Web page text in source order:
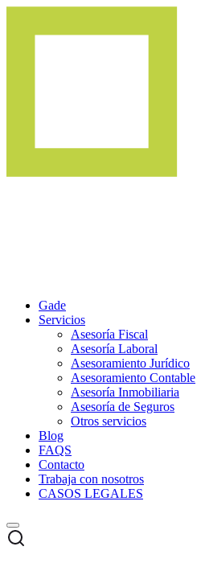
Gade
Servicios
Asesoría Fiscal
Asesoría Laboral
Asesoramiento Jurídico
Asesoramiento Contable
Asesoría Inmobiliaria
Asesoría de Seguros
Otros servicios
Blog
FAQS
Contacto
Trabaja con nosotros
CASOS LEGALES